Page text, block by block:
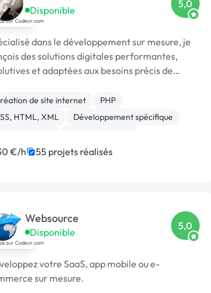
Disponible
5,0
dans le développement sur mesure, je
des solutions digitales performantes,
et adaptées aux besoins précis de
de site internet
PHP
HTML, XML
Développement spécifique
graphique
Paypal
€/h 55 projets réalisés
Websource
Disponible
5,0
votre SaaS, app mobile ou e-
sur mesure.